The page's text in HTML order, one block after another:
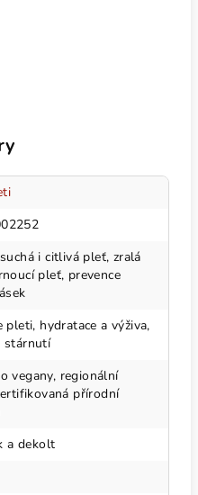
i citlivá pleť, zralá
pleť, prevence
pleti, hydratace a výživa,
stárnutí
vegany, regionální
přírodní
a dekolt